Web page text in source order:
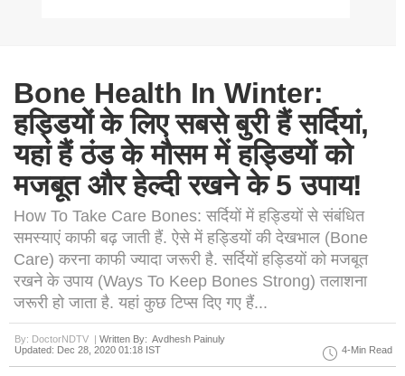
Bone Health In Winter:
हड्डियों के लिए सबसे बुरी हैं सर्दियां,
यहां हैं ठंड के मौसम में हड्डियों को
मजबूत और हेल्दी रखने के 5 उपाय!
How To Take Care Bones: सर्दियों में हड्डियों से संबंधित
समस्याएं काफी बढ़ जाती हैं. ऐसे में हड्डियों की देखभाल (Bone
Care) करना काफी ज्यादा जरूरी है. सर्दियों हड्डियों को मजबूत
रखने के उपाय (Ways To Keep Bones Strong) तलाशना
जरूरी हो जाता है. यहां कुछ टिप्स दिए गए हैं...
By: DoctorNDTV | Written By: Avdhesh Painuly
Updated: Dec 28, 2020 01:18 IST
4-Min Read